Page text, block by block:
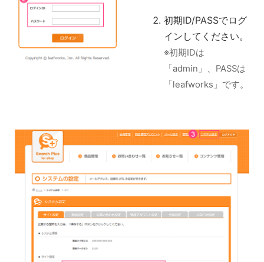
初期ID/PASSでログ
インしてください。
※初期IDは
「admin」、PASSは
「leafworks」です。